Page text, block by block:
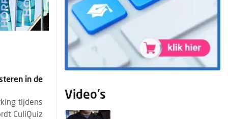
in de
tijdens
CuliQuiz
Video's